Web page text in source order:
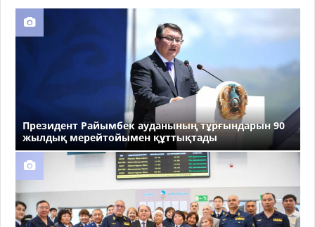
Президент Райымбек ауданының тұрғындарын 90
жылдық мерейтойымен құттықтады